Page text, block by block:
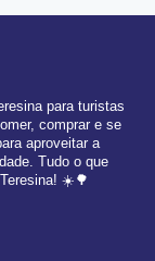
para turistas
comprar e se
aproveitar a
Tudo o que
☀️🌳